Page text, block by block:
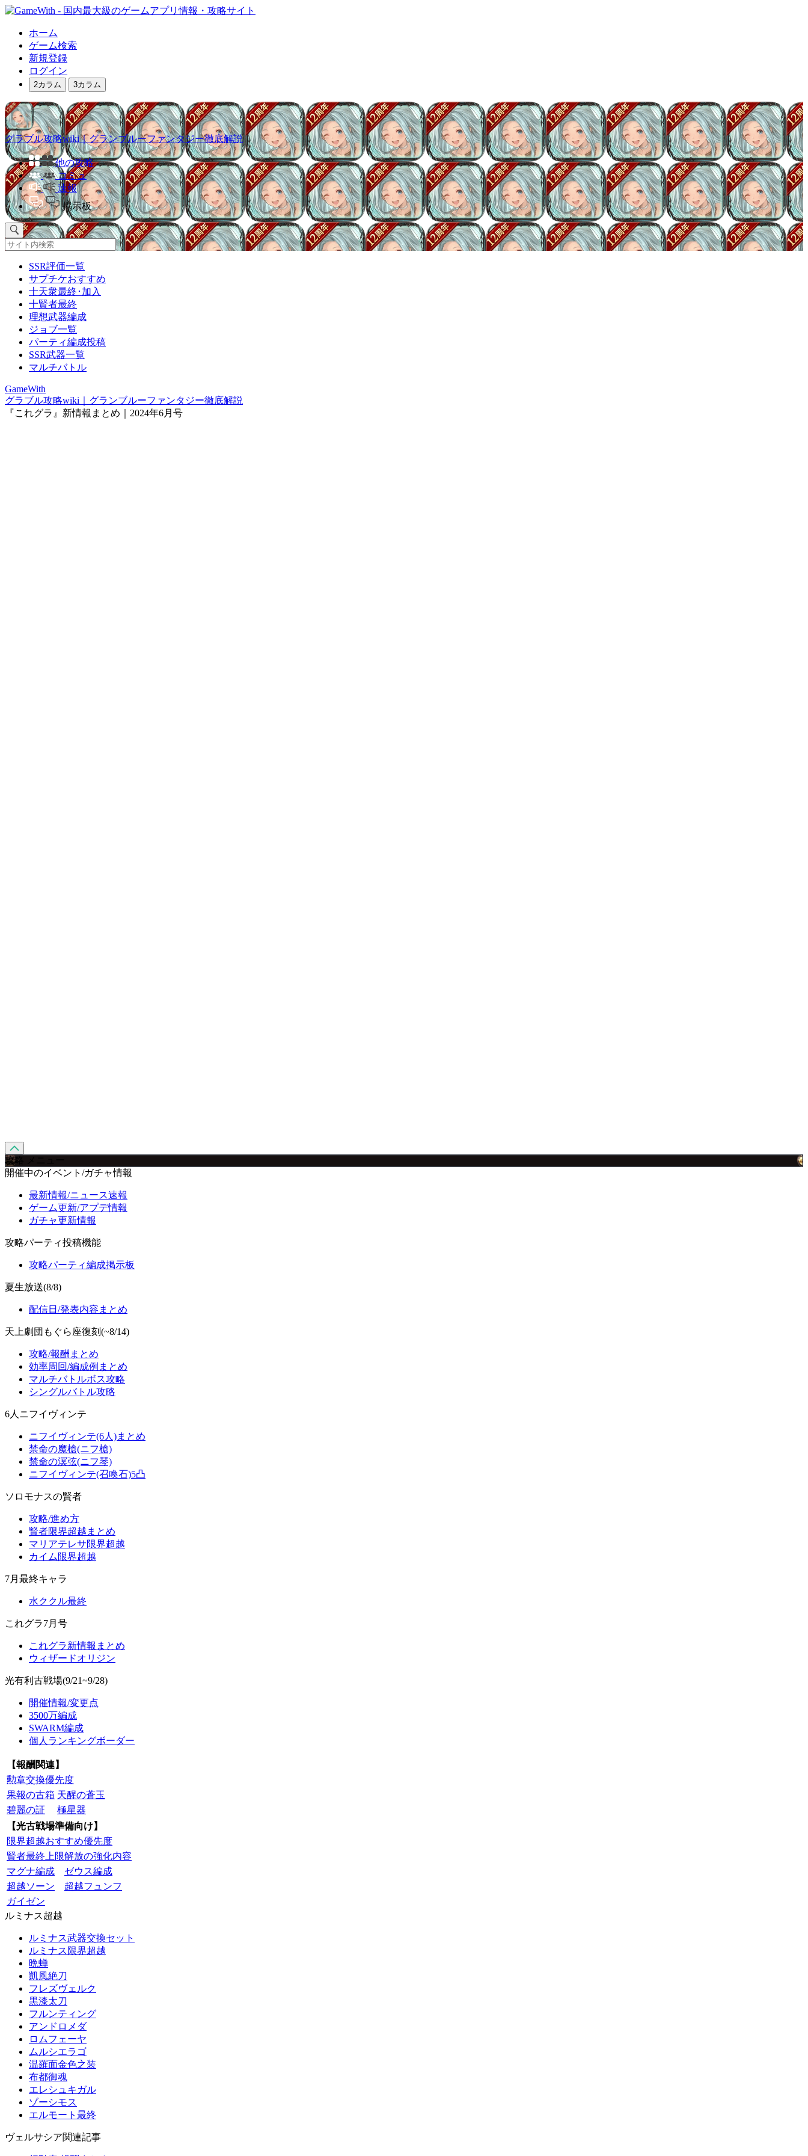
ホーム
ゲーム検索
新規登録
ログイン
2カラム 3カラム
グラブル攻略wiki｜グランブルーファンタジー徹底解説
他の攻略
コミュ
速報
掲示板
SSR評価一覧
サプチケおすすめ
十天衆最終･加入
十賢者最終
理想武器編成
ジョブ一覧
パーティ編成投稿
SSR武器一覧
マルチバトル
GameWith
グラブル攻略wiki｜グランブルーファンタジー徹底解説
『これグラ』新情報まとめ｜2024年6月号
攻略 メニュー
開催中のイベント/ガチャ情報
最新情報/ニュース速報
ゲーム更新/アプデ情報
ガチャ更新情報
攻略パーティ投稿機能
攻略パーティ編成掲示板
夏生放送(8/8)
配信日/発表内容まとめ
天上劇団もぐら座復刻(~8/14)
攻略/報酬まとめ
効率周回/編成例まとめ
マルチバトルボス攻略
シングルバトル攻略
6人ニフイヴィンテ
ニフイヴィンテ(6人)まとめ
禁命の魔槍(ニフ槍)
禁命の溟弦(ニフ琴)
ニフイヴィンテ(召喚石)5凸
ソロモナスの賢者
攻略/進め方
賢者限界超越まとめ
マリアテレサ限界超越
カイム限界超越
7月最終キャラ
水ククル最終
これグラ7月号
これグラ新情報まとめ
ウィザードオリジン
光有利古戦場(9/21~9/28)
開催情報/変更点
3500万編成
SWARM編成
個人ランキングボーダー
【報酬関連】
勲章交換優先度
果報の古箱 天醒の蒼玉
碧麗の証
極星器
【光古戦場準備向け】
限界超越おすすめ優先度
賢者最終上限解放の強化内容
マグナ編成
ゼウス編成
超越ソーン
超越フュンフ
ガイゼン
ルミナス超越
ルミナス武器交換セット
ルミナス限界超越
晩蝉
凱風絶刀
フレズヴェルク
黒漆太刀
フルンティング
アンドロメダ
ロムフェーヤ
ムルシエラゴ
温羅面金色之装
布都御魂
エレシュキガル
ゾーシモス
エルモート最終
ヴェルサシア関連記事